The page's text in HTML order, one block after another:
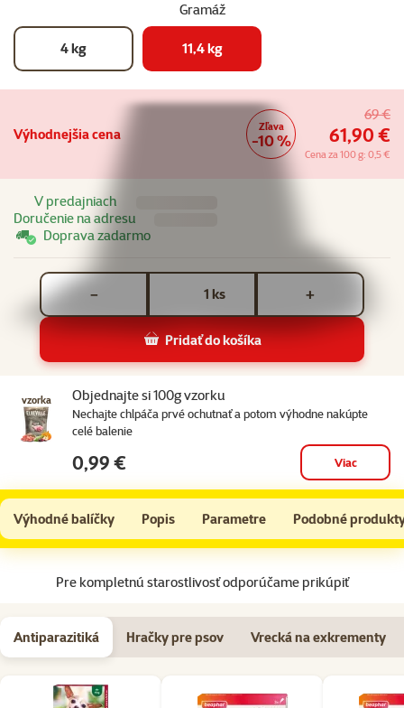
Gramáž
4 kg 11,4 kg
Výhodnejšia cena Zľava
-10 %
69 €
61,90 €
Cena za 100 g: 0,5 €
V predajniach
Doručenie na adresu
Doprava zadarmo
ks
− +
Pridať do košíka
Súvisiace produkty
Objednajte si 100g vzorku
Nechajte chlpáča prvé ochutnať a potom výhodne nakúpte
celé balenie
vzorka
0,99 € Viac
ELBEVILLE granuly Adult All Breeds Fresh Turkey Fit and Slim Condition 11,4kg
Do košíka
Výhodné balíčky Popis Parametre Podobné
Na začiatok stránky
Pre kompletnú starostlivosť odporúčame prikúpiť
Antiparazitiká Hračky pre psov Vrecká na exkrementy